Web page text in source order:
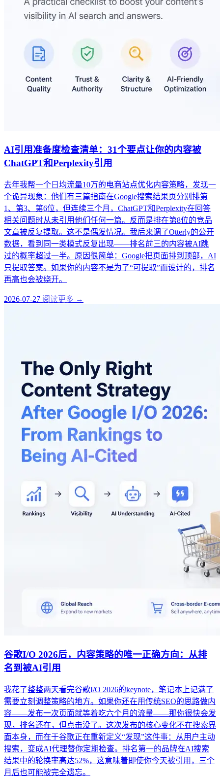
AI引用准备度检查清单：31个要点让你的内容被
ChatGPT和Perplexity引用
去年我帮一个日均流量10万的电商站点优化内容策略，发现一
个诡异现象：他们有三篇指南在Google搜索结果页分别排第
1、第3、第6位，但连续三个月，ChatGPT和Perplexity在回答
相关问题时从未引用他们任何一篇。反而是排在第8位的竞品
文章被反复提取。这不是偶发情况。我后来调了Otterly的公开
数据，看到同一类模式反复出现——排名前三的内容被AI跳
过的概率超过一半。原因很简单：Google把页面排到顶部，AI
只提取答案。如果你的内容不是为了“可提取”而设计的，排名
再高也会被绕开。
2026-07-27 阅读更多 →
谷歌I/O 2026后，内容策略的唯一正确方向：从排
名到被AI引用
我花了整整两天看完谷歌I/O 2026的keynote，笔记本上记满了
需要立刻调整策略的地方。如果你还在用传统SEO的思路做内
容——发布一次页面就等着吃六个月的流量——那你很快会发
现，排名还在，但点击没了。这次发布的核心变化不在搜索界
面本身，而在于谷歌正在重新定义“发现”这件事：从用户主动
搜索，变成AI代理替你定期检查。排名第一的品牌在AI搜索
结果中的轮换率高达52%，这意味着即使你今天被引用，三个
月后也可能被完全遗忘。